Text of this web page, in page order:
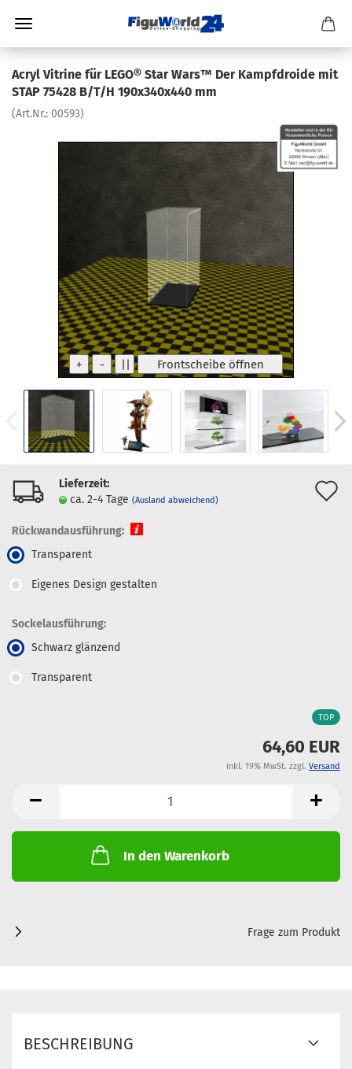
Acryl Vitrine für LEGO® Star Wars™ Der Kampfdroide mit
STAP 75428 B/T/H 190x340x440 mm
(Art.Nr.: 00593)
Lieferzeit:
ca. 2-4 Tage (Ausland abweichend)
Rückwandausführung:
Transparent
Eigenes Design gestalten
Sockelausführung:
Schwarz glänzend
Transparent
TOP
64,60 EUR
inkl. 19% MwSt. zzgl. Versand
In den Warenkorb
Frage zum Produkt
BESCHREIBUNG